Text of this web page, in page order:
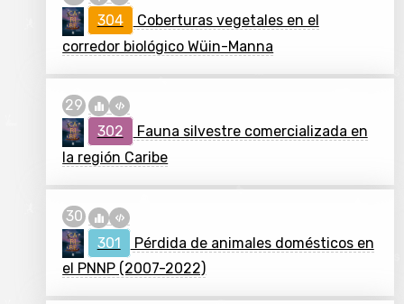
304
Coberturas vegetales en el
corredor biológico Wüin-Manna
302
Fauna silvestre comercializada en
la región Caribe
301
Pérdida de animales domésticos en
el PNNP (2007-2022)